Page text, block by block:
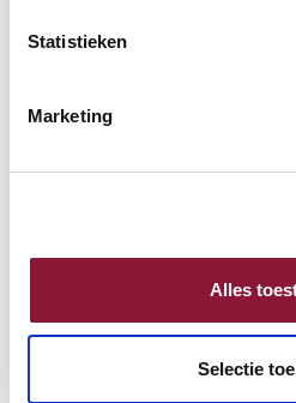
Statistieken
Marketing
Alles
Selectie
Hülle
20,83